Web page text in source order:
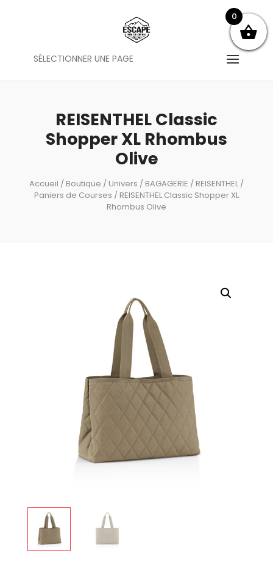
SÉLECTIONNER UNE PAGE
REISENTHEL Classic
Shopper XL Rhombus
Olive
Accueil / Boutique / Univers / BAGAGERIE / REISENTHEL/
Paniers de Courses / REISENTHEL Classic Shopper XL
Rhombus Olive
0